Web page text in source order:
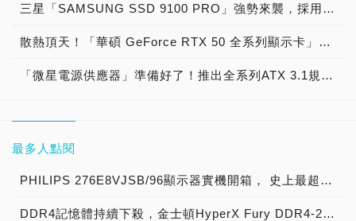
三星「SAMSUNG SSD 9100 PRO」強勢來襲，採用「極致高速效能，速度狂飆14GB/s，第四代新產品，新五奈米製程，功耗降低50％，單面打件設計，桌機筆電能用」獲原價屋店長肯定推薦「PC DIY打造極致電腦效能」晉升PCIe 5.0 SSD王者價格：6,399元起！
散熱頂天！「華碩 GeForce RTX 50 全系列顯示卡」勁勢登場，「ROG、TUF Gaming、Prime」系列5070、5070 Ti、5080與5090顯示卡接力上市！
「微星電源供應器」準備好了！推出全系列ATX 3.1規格，具備PCIe 5.1 12V-2X6電源，對應雙顯示卡，完美支援NVIDIA GeForce RTX 50系列顯示卡！
最多人點閱
PHILIPS 276E8VJSB/96顯示器實機開箱， 史上最超值27吋4K級IPS面板極細窄邊框螢幕！
DDR4記憶體持續下殺，金士頓HyperX Fury DDR4-2133單條8GB只要1,430元